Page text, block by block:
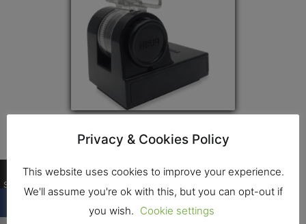
ป้ายแม่เหล็ก
ติดต่อ
ที่อยู่ : 16,16/1 ซอยเอกชัย 63 ถนนเอกชัย บางบอน
Privacy & Cookies Policy
This website uses cookies to improve your experience.
We'll assume you're ok with this, but you can opt-out if
you wish. Cookie settings
Shares